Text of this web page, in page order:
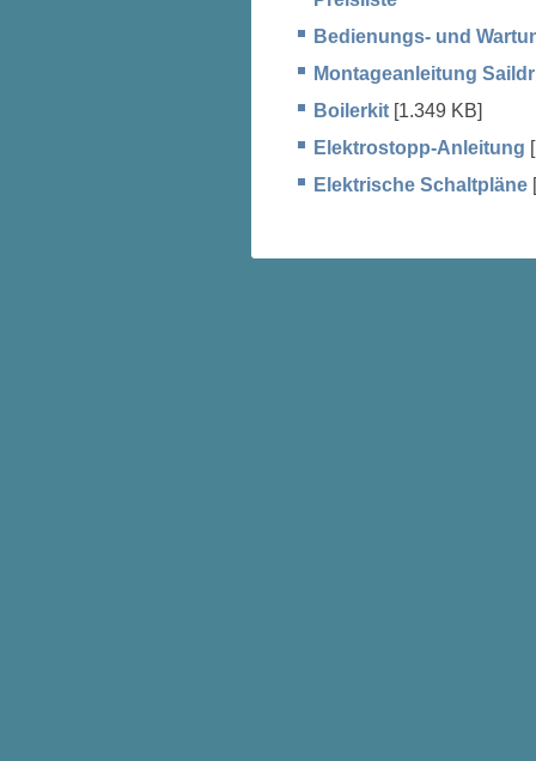
Bedienungs- und
Montageanleitung
Boilerkit [1.349 KB]
Elektrostopp-Anleitung
Elektrische Schaltpläne